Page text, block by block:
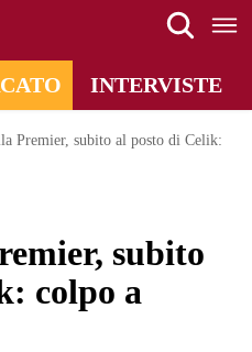
INTERVISTE
Premier, subito al posto di Celik:
subito
colpo a